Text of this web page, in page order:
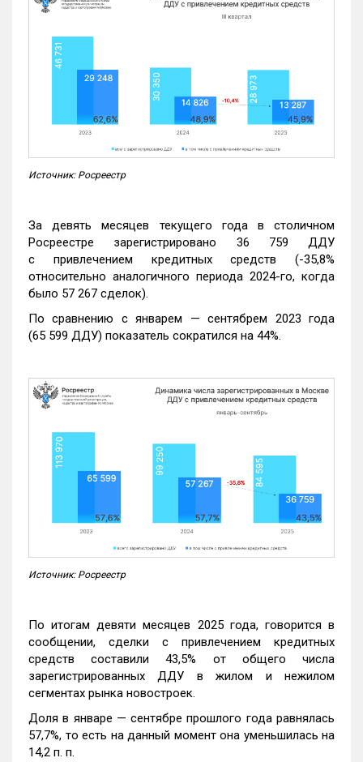
Источник: Росреестр
За девять месяцев текущего года в столичном
Росреестре зарегистрировано 36 759 ДДУ
с привлечением кредитных средств (-35,8%
относительно аналогичного периода 2024-го, когда
было 57 267 сделок).
По сравнению с январем — сентябрем 2023 года
(65 599 ДДУ) показатель сократился на 44%.
Источник: Росреестр
По итогам девяти месяцев 2025 года, говорится в
сообщении, сделки с привлечением кредитных
средств составили 43,5% от общего числа
зарегистрированных ДДУ в жилом и нежилом
сегментах рынка новостроек.
Доля в январе — сентябре прошлого года равнялась
57,7%, то есть на данный момент она уменьшилась на
14,2 п. п.